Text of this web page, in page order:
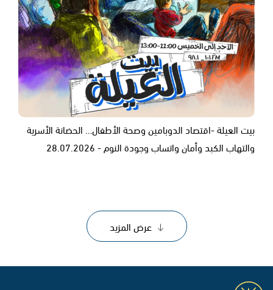
بيت العيلة -اقتصاد الدوبامين وصحة الأطفال… الحضانة الأسرية
والتهاب الكبد وأمان واتساب وجودة النوم - 28.07.2026
عرض المزيد